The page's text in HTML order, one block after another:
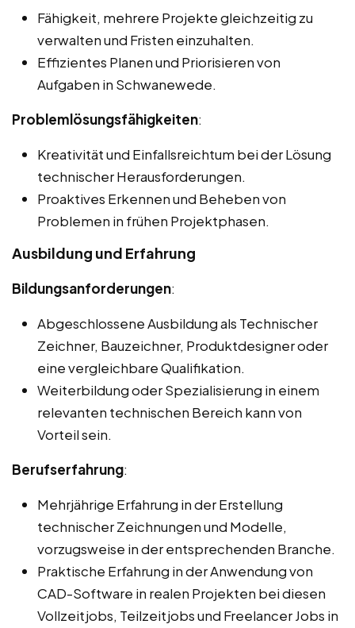
Fähigkeit, mehrere Projekte gleichzeitig zu
verwalten und Fristen einzuhalten.
Effizientes Planen und Priorisieren von
Aufgaben in Schwanewede.
Problemlösungsfähigkeiten:
Kreativität und Einfallsreichtum bei der Lösung
technischer Herausforderungen.
Proaktives Erkennen und Beheben von
Problemen in frühen Projektphasen.
Ausbildung und Erfahrung
Bildungsanforderungen:
Abgeschlossene Ausbildung als Technischer
Zeichner, Bauzeichner, Produktdesigner oder
eine vergleichbare Qualifikation.
Weiterbildung oder Spezialisierung in einem
relevanten technischen Bereich kann von
Vorteil sein.
Berufserfahrung:
Mehrjährige Erfahrung in der Erstellung
technischer Zeichnungen und Modelle,
vorzugsweise in der entsprechenden Branche.
Praktische Erfahrung in der Anwendung von
CAD-Software in realen Projekten bei diesen
Vollzeitjobs, Teilzeitjobs und Freelancer Jobs in